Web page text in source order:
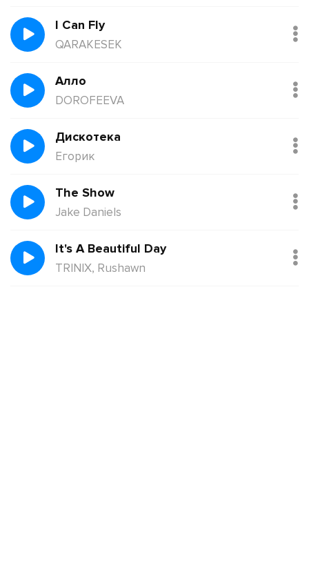
I Can Fly
QARAKESEK
Алло
DOROFEEVA
Дискотека
Егорик
The Show
Jake Daniels
It's A Beautiful Day
TRINIX, Rushawn